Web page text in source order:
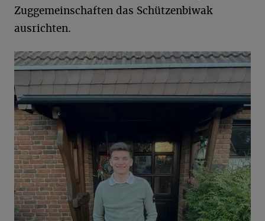
Zuggemeinschaften das Schützenbiwak
ausrichten.